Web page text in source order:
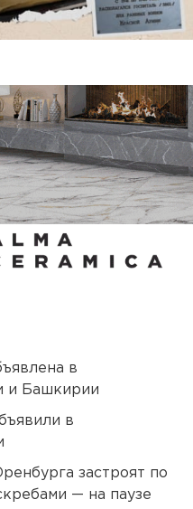
в
и Башкирии
в
застроят по
— на паузе